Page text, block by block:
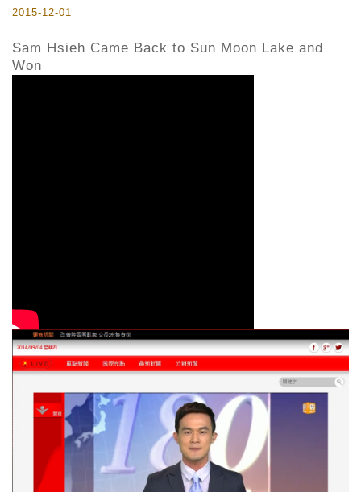
2015-12-01
Sam Hsieh Came Back to Sun Moon Lake and
Won